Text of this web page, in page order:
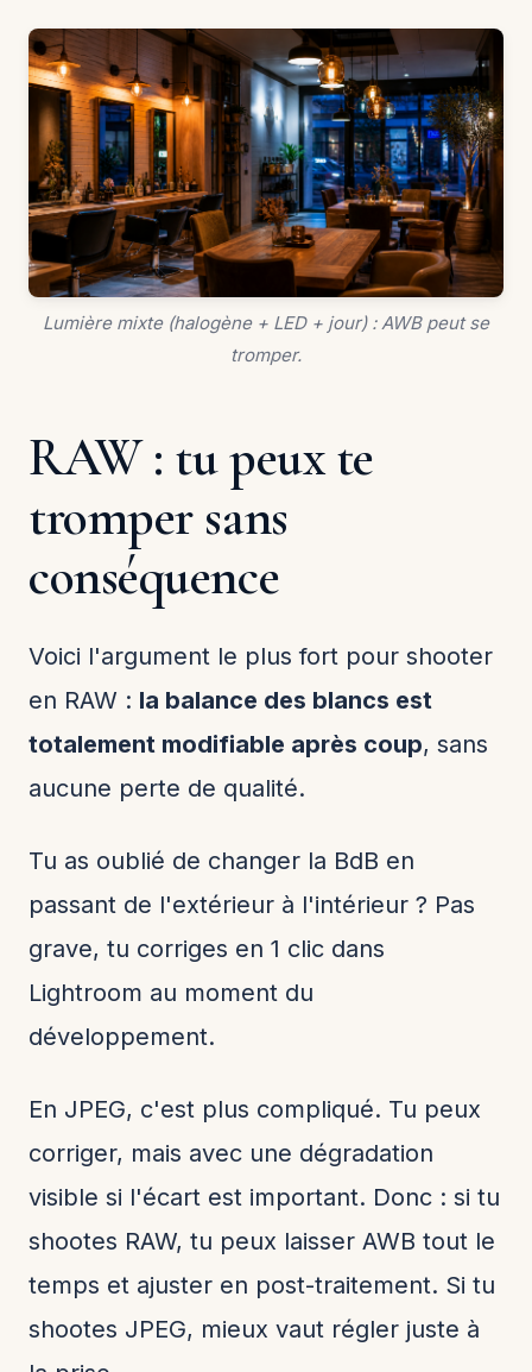
Lumière mixte (halogène + LED + jour) : AWB peut se
tromper.
RAW : tu peux te
tromper sans
conséquence
Voici l'argument le plus fort pour shooter
en RAW : la balance des blancs est
totalement modifiable après coup, sans
aucune perte de qualité.
Tu as oublié de changer la BdB en
passant de l'extérieur à l'intérieur ? Pas
grave, tu corriges en 1 clic dans
Lightroom au moment du
développement.
En JPEG, c'est plus compliqué. Tu peux
corriger, mais avec une dégradation
visible si l'écart est important. Donc : si tu
shootes RAW, tu peux laisser AWB tout le
temps et ajuster en post-traitement. Si tu
shootes JPEG, mieux vaut régler juste à